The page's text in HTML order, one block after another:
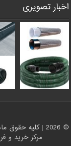
اخبار تصویری
© 2026 | کلیه حقوق مادی و معنوی این وب سایت متعلق است به سایت
مرکز خرید و